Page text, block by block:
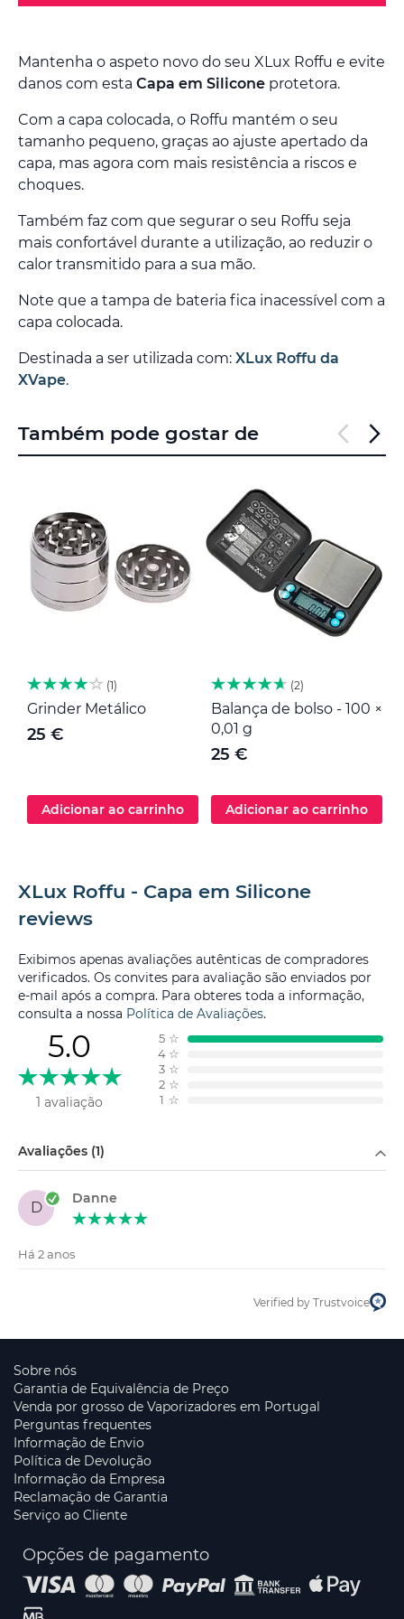
Mantenha o aspeto novo do seu XLux Roffu e evite
danos com esta Capa em Silicone protetora.
Com a capa colocada, o Roffu mantém o seu
tamanho pequeno, graças ao ajuste apertado da
capa, mas agora com mais resistência a riscos e
choques.
Também faz com que segurar o seu Roffu seja
mais confortável durante a utilização, ao reduzir o
calor transmitido para a sua mão.
Note que a tampa de bateria fica inacessível com a
capa colocada.
Destinada a ser utilizada com: XLux Roffu da
XVape.
Também pode gostar de
1
Grinder Metálico
25 €
Adicionar ao carrinho
2
Balança de bolso - 100 ×
0,01 g
25 €
Adicionar ao carrinho
XLux Roffu - Capa em Silicone
reviews
Exibimos apenas avaliações autênticas de compradores
verificados. Os convites para avaliação são enviados por
e-mail após a compra. Para obteres toda a informação,
consulta a nossa Política de Avaliações.
5.0
1 avaliação
5 ☆
4 ☆
3 ☆
2 ☆
1 ☆
Avaliações (1)
D
Danne
Há 2 anos
Verified by Trustvoice
Sobre nós
Garantia de Equivalência de Preço
Venda por grosso de Vaporizadores em Portugal
Perguntas frequentes
Informação de Envio
Política de Devolução
Informação da Empresa
Reclamação de Garantia
Serviço ao Cliente
Opções de pagamento